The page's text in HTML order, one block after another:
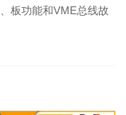
板功能和VME总线故